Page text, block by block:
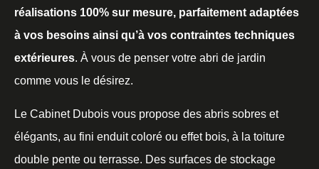
réalisations 100% sur mesure, parfaitement adaptées
à vos besoins ainsi qu’à vos contraintes techniques
extérieures. À vous de penser votre abri de jardin
comme vous le désirez.
Le Cabinet Dubois vous propose des abris sobres et
élégants, au fini enduit coloré ou effet bois, à la toiture
double pente ou terrasse. Des surfaces de stockage